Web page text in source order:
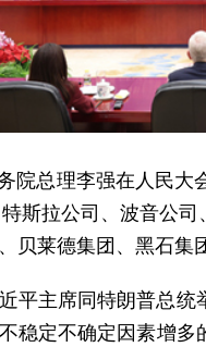
院总理李强在人民
斯拉公司、波音公
贝莱德集团、黑石
平主席同特朗普总
稳定不确定因素增